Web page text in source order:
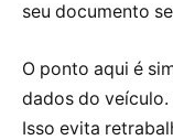
seu documento
O ponto aqui é
dados do
Isso evita